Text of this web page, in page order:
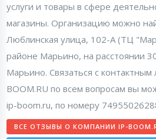
услуги и товары в сфере
магазины. Организацию можно
Люблинская улица, 102-А (ТЦ
районе Марьино, на расстоянии
Марьино. Связаться с
BOOM.RU по всем вопросам вы
ip-boom.ru, по номеру
ВСЕ ОТЗЫВЫ О КОМПАНИИ IP-